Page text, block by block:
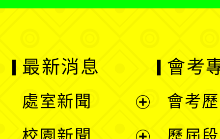
最新消息
處室新聞
會考
會考